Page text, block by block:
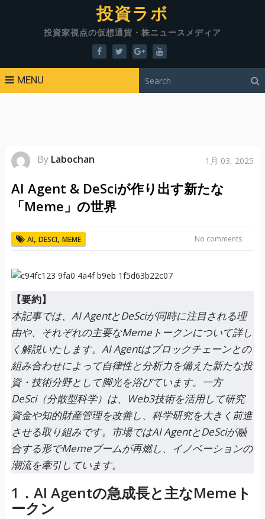
投資ラボ
投資家視点の仮想通貨・株ニュースメディア
MENU
By Labochan 1月 03, 2025
AI Agent & DeSciが作り出す新たな
「Meme」の世界
AI, DESCI, MEME No comments
【要約】
本記事では、AI AgentとDeSciが同時に注目される理
由や、それぞれの主要なMemeトークンについて詳し
く解説いたします。AI Agentはブロックチェーンとの
組み合わせによって自律性と分析力を備えた新たな投
資・技術分野として脚光を浴びています。一方
DeSci（分散型科学）は、Web3技術を活用して研究
資金や知的財産管理を改善し、科学研究を大きく前進
させる取り組みです。市場ではAI AgentとDeSciが融
合する形でMemeブームが再燃し、イノベーションの
潮流を牽引しています。
1．AI Agentの急成長と主なMemeト
ークン